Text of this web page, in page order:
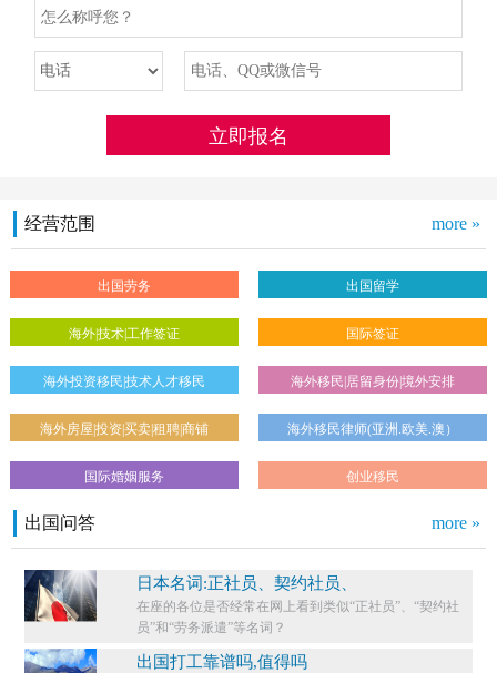
经营范围 more »
出国劳务 出国留学
海外|技术|工作签证 国际签证
海外投资移民|技术人才移民 海外移民|居留身份|境外安排
海外房屋|投资|买卖|租聘|商铺 海外移民律师(亚洲.欧美.澳）
国际婚姻服务 创业移民
出国问答 more »
日本名词:正社员、契约社员、
在座的各位是否经常在网上看到类似“正社员”、“契约社
员”和“劳务派遣”等名词？
出国打工靠谱吗,值得吗